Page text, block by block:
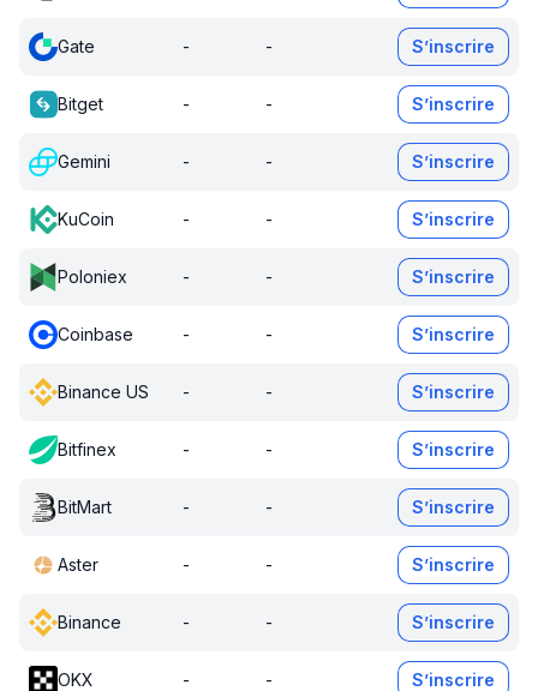
Gate - - S’inscrire
Bitget - - S’inscrire
Gemini - - S’inscrire
KuCoin - - S’inscrire
Poloniex - - S’inscrire
Coinbase - - S’inscrire
Binance US - - S’inscrire
Bitfinex - - S’inscrire
BitMart - - S’inscrire
Aster - - S’inscrire
Binance - - S’inscrire
OKX - - S’inscrire